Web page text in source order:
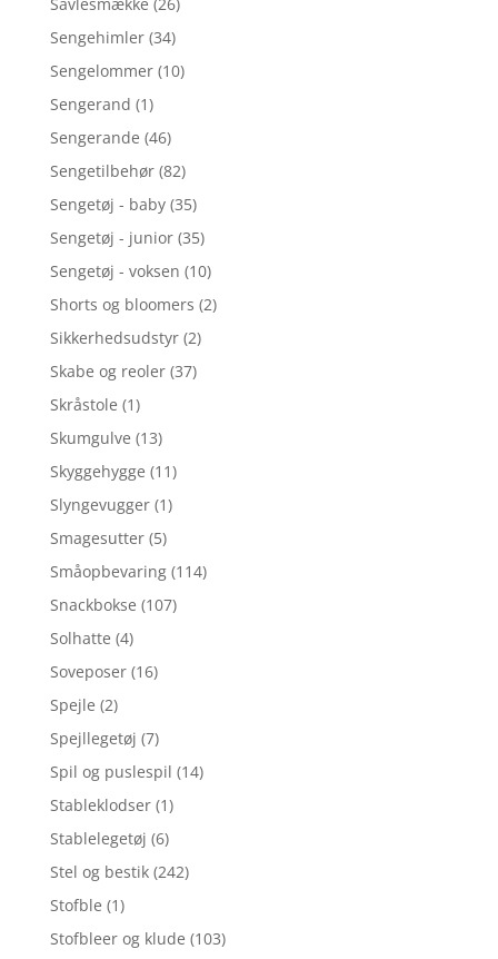
Sengehimler (34)
Sengelommer (10)
Sengerand (1)
Sengerande (46)
Sengetilbehør (82)
Sengetøj - baby (35)
Sengetøj - junior (35)
Sengetøj - voksen (10)
Shorts og bloomers (2)
Sikkerhedsudstyr (2)
Skabe og reoler (37)
Skråstole (1)
Skumgulve (13)
Skyggehygge (11)
Slyngevugger (1)
Smagesutter (5)
Småopbevaring (114)
Snackbokse (107)
Solhatte (4)
Soveposer (16)
Spejle (2)
Spejllegetøj (7)
Spil og puslespil (14)
Stableklodser (1)
Stablelegetøj (6)
Stel og bestik (242)
Stofble (1)
Stofbleer og klude (103)